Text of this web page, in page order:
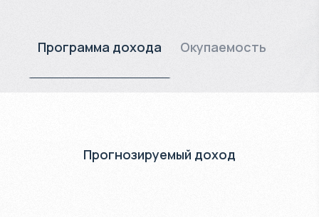
Программа дохода Окупаемость
Прогнозируемый доход